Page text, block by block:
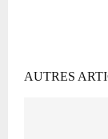
AUTRES